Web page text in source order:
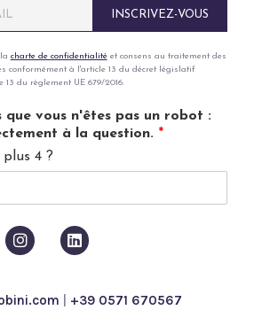
charte de confidentialitéet consens au traitement des
conformément à l'article 13 du décret législatif
13 du règlement UE 679/2016.
que vous n'êtes pas un robot :
à la question. *
4 ?
INSCRIVEZ-VOUS
+39 0571 670567